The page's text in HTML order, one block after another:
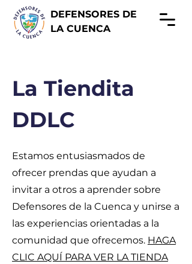
DEFENSORES DE
LA CUENCA
La Tiendita
DDLC
Estamos entusiasmados de
ofrecer prendas que ayudan a
invitar a otros a aprender sobre
Defensores de la Cuenca y unirse a
las experiencias orientadas a la
comunidad que ofrecemos. HAGA
CLIC AQUÍ PARA VER LA TIENDA